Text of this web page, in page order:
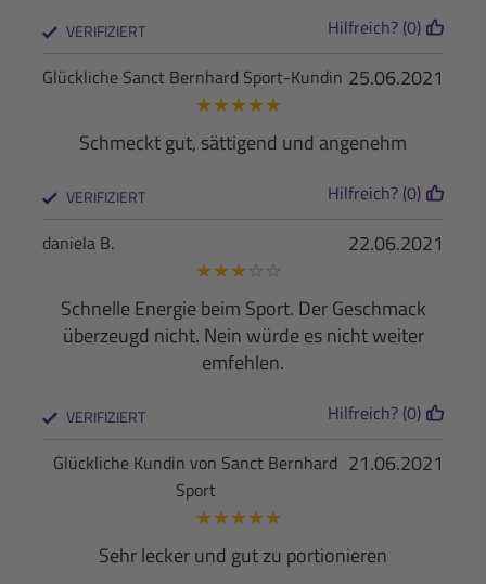
VERIFIZIERT Hilfreich? (0)
25.06.2021
Glückliche Sanct Bernhard Sport-Kundin
★★★★★
Schmeckt gut, sättigend und angenehm
VERIFIZIERT Hilfreich? (0)
22.06.2021
daniela B.
★★★☆☆
Schnelle Energie beim Sport. Der Geschmack
überzeugd nicht. Nein würde es nicht weiter
emfehlen.
VERIFIZIERT Hilfreich? (0)
21.06.2021
Glückliche Kundin von Sanct Bernhard
Sport
★★★★★
Sehr lecker und gut zu portionieren